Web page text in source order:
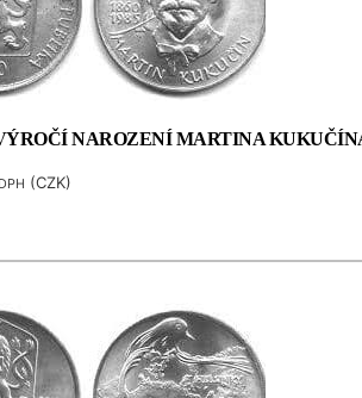
VÝROČÍ NAROZENÍ MARTINA
(CZK)